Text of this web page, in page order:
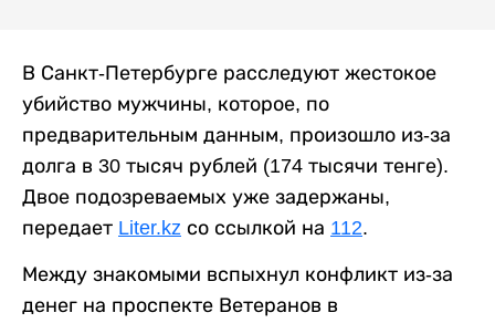
В Санкт-Петербурге расследуют жестокое
убийство мужчины, которое, по
предварительным данным, произошло из-за
долга в 30 тысяч рублей (174 тысячи тенге).
Двое подозреваемых уже задержаны,
передает Liter.kz со ссылкой на 112.
Между знакомыми вспыхнул конфликт из-за
денег на проспекте Ветеранов в